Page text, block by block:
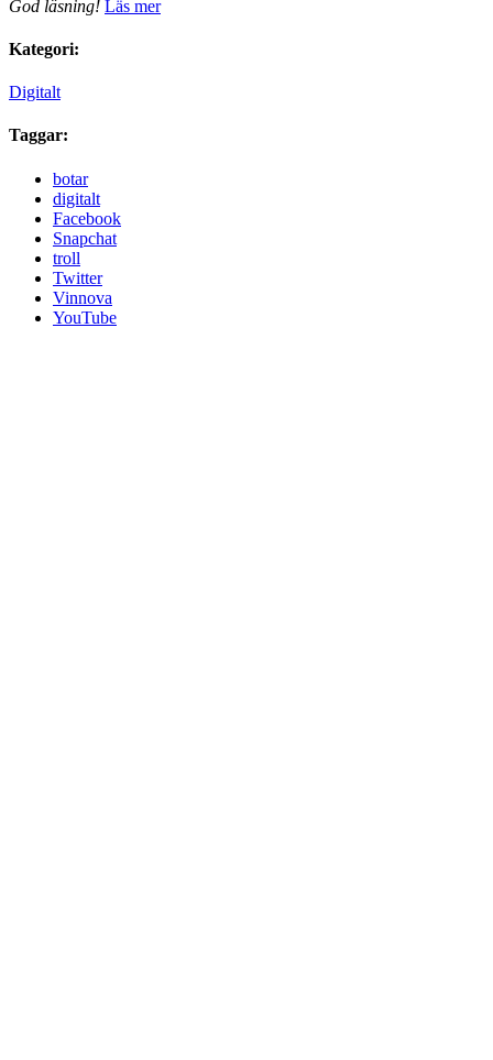
God läsning! Läs mer
Kategori:
Digitalt
Taggar:
botar
digitalt
Facebook
Snapchat
troll
Twitter
Vinnova
YouTube